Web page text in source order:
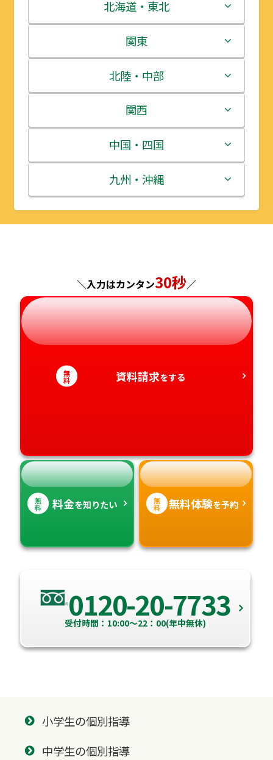
北海道・東北
北海道
青森県
岩手県
宮城県
秋田県
山形県
関東
茨城県
栃木県
群馬県
埼玉県
千葉県
神奈川県
北陸・中部
新潟県
富山県
石川県
福井県
長野県
岐阜県
静岡県
愛知県
関西
三重県
滋賀県
京都府
兵庫県
奈良県
和歌山県
中国・四国
鳥取県
島根県
広島県
山口県
徳島県
香川県
九州・沖縄
福岡県
長崎県
熊本県
大分県
宮崎県
＼入力はカンタン30秒／
無
料 資料請求をする
無
料 料金を知りたい 無
料 無料体験を予約
0120-20-7733
受付時間：10:00～22：00(年中無休)
小学生の個別指導
中学生の個別指導